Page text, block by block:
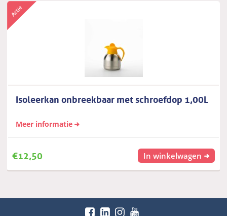
Isoleerkan onbreekbaar met schroefdop 1,00L
Meer informatie
€12,50 In winkelwagen